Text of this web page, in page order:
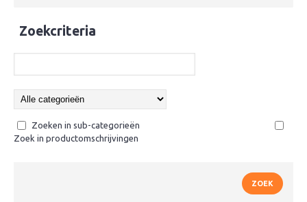
Zoekcriteria
Zoeken in sub-categorieën
Zoek in productomschrijvingen